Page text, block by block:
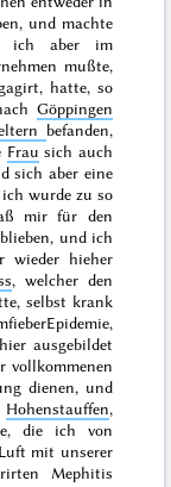
und machte
ich aber im
mußte,
hatte, so
Göppingen
befanden,
Frau sich auch
sich aber eine
wurde zu so
mir für den
und ich
wieder hieher
, welcher den
selbst krank
ausgebildet
vollkommenen
dienen, und
Hohenstauffen,
die ich von
mit unserer
Mephitis